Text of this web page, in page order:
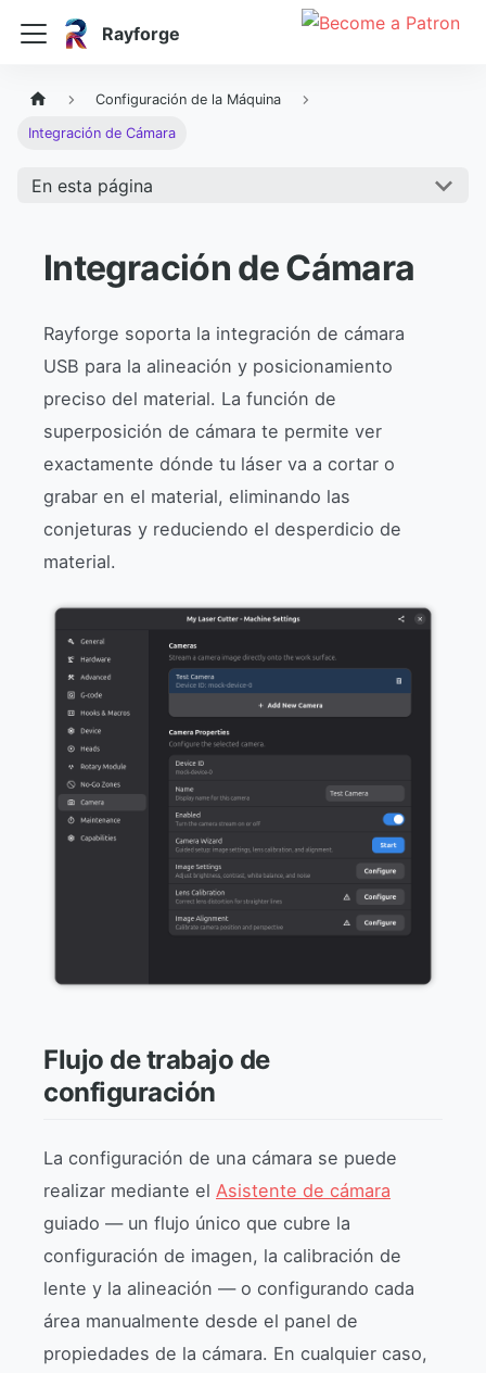
Rayforge
Configuración de la Máquina
Integración de Cámara
En esta página
Integración de Cámara
Rayforge soporta la integración de cámara
USB para la alineación y posicionamiento
preciso del material. La función de
superposición de cámara te permite ver
exactamente dónde tu láser va a cortar o
grabar en el material, eliminando las
conjeturas y reduciendo el desperdicio de
material.
Flujo de trabajo de
configuración
La configuración de una cámara se puede
realizar mediante el Asistente de cámara
guiado — un flujo único que cubre la
configuración de imagen, la calibración de
lente y la alineación — o configurando cada
área manualmente desde el panel de
propiedades de la cámara. En cualquier caso,